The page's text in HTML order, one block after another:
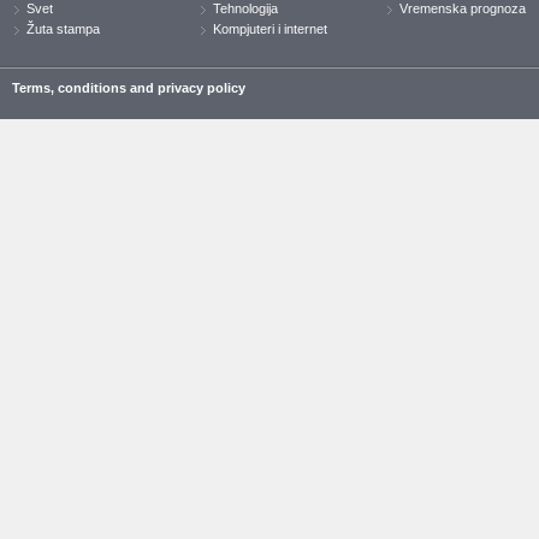
Svet
Žuta stampa
Tehnologija
Kompjuteri i internet
Vremenska prognoza
Terms, conditions and privacy policy